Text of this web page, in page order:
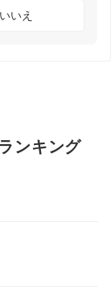
いいえ
ンキング